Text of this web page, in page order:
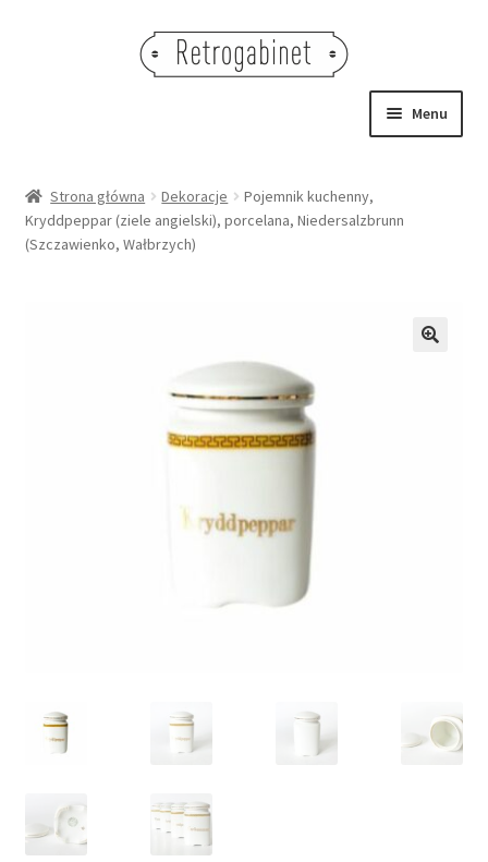
Menu
OBRAZY
Strona główna Dekoracje
Pojemnik kuchenny,
Kryddpeppar (ziele angielski), porcelana, Niedersalzbrunn
(Szczawienko, Wałbrzych)